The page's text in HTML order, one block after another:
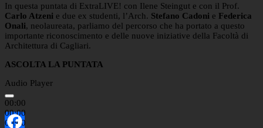
In questa puntata di ExtraLIVE! con Ilene Steingut e con il Prof.
Carlo Atzeni e due ex studenti, l’Arch. Stefano Cadoni e Federica
Onali, neolaureata, parliamo del percorso che ha portato a questo
importante riconoscimento e delle nuove iniziative della Facoltà di
Architettura di Cagliari.
ASCOLTA LA PUNTATA
Audio Player
00:00
00:00
00:00